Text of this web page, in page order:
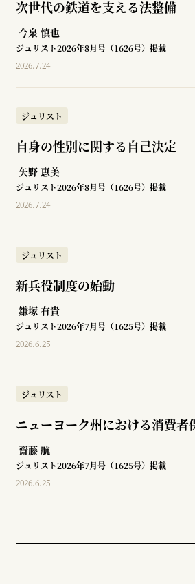
次世代の鉄道を支える法整備
今泉 慎也
ジュリスト2026年8月号（1626号）掲載
2026.7.24
ジュリスト
自身の性別に関する自己決定
矢野 恵美
ジュリスト2026年8月号（1626号）掲載
2026.7.24
ジュリスト
新兵役制度の始動
鎌塚 有貴
ジュリスト2026年7月号（1625号）掲載
2026.6.25
ジュリスト
ニューヨーク州における消費者
齋藤 航
ジュリスト2026年7月号（1625号）掲載
2026.6.25